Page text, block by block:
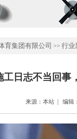
育集团有限公司 >> 行业
工日志不当回事
来源：本站 | 编辑